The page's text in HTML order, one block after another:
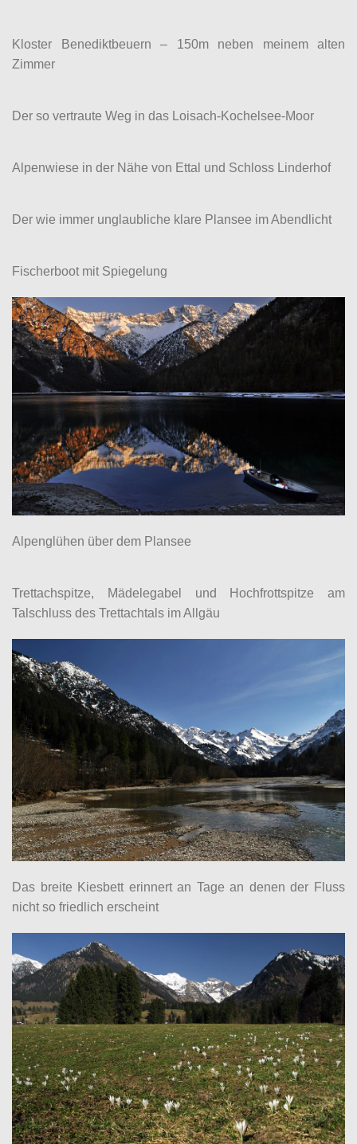
Kloster Benediktbeuern – 150m neben meinem alten
Zimmer
Der so vertraute Weg in das Loisach-Kochelsee-Moor
Alpenwiese in der Nähe von Ettal und Schloss Linderhof
Der wie immer unglaubliche klare Plansee im Abendlicht
Fischerboot mit Spiegelung
Alpenglühen über dem Plansee
Trettachspitze, Mädelegabel und Hochfrottspitze am
Talschluss des Trettachtals im Allgäu
Das breite Kiesbett erinnert an Tage an denen der Fluss
nicht so friedlich erscheint